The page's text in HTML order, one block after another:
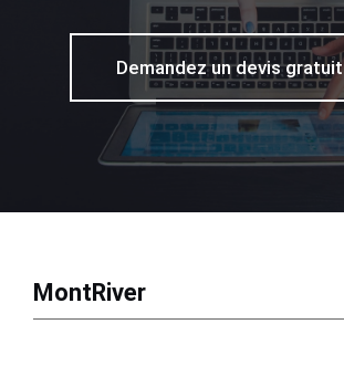
Demandez un devis gratuit
MontRiver